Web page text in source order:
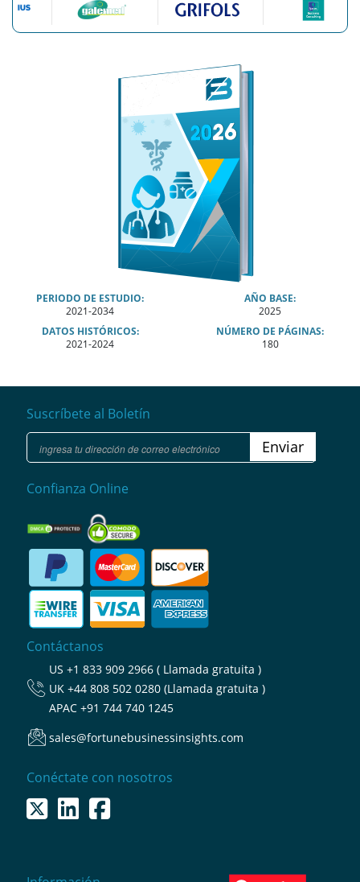
PERIODO DE ESTUDIO:
2021-2034
AÑO BASE:
2025
DATOS HISTÓRICOS:
2021-2024
NÚMERO DE PÁGINAS:
180
Suscríbete al Boletín
Enviar
Confianza Online
Contáctanos
US +1 833 909 2966 ( Llamada gratuita )
UK +44 808 502 0280 (Llamada gratuita )
APAC +91 744 740 1245
sales@fortunebusinessinsights.com
Conéctate con nosotros